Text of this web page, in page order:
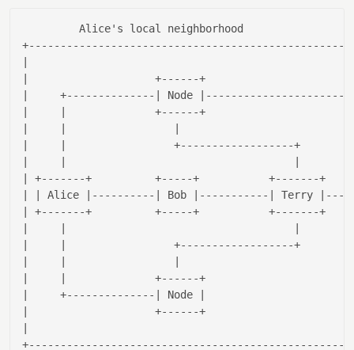
         Alice
's local neighborhood
|                                                  |
|                    +------+                      |
|     +--------------|
Node
|     |
              +------+
|
|                 |
|
|                 +------------------+       |
|     |
|       |
| +-------+          +-----+           +-------+   |
| |
Alice |----------| Bob |-----------| Terry
| +-------+          +-----+           +-------+   |
|     |
|       |
|     |
                 +------------------+
|
|                 |
|
|              +------+                      |
|     +--------------|
Node
|                      |
|                    +------+                      |
|                                                  |